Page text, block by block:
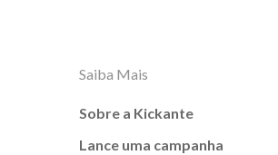
Saiba Mais
Sobre a Kickante
Lance uma campanha